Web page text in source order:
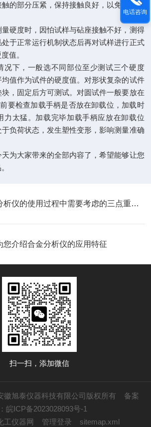
的部分压紧，保持接触良好，以免影响了
度时，因怕试样与砧座接触不好，测得
于正常运行机制状态后再对试样进行正式
值。
下，一般选不同部位至少测试三个硬度
值作为试件的硬度值。对形状复杂的试件
，固定后方可测试。对圆试件一般要放在
要检查加载手柄是否放在卸载位，加载时
力太猛。加载完毕加载手柄应放在卸载位
负荷状态，发生塑性变形，影响测量准确
大家带来的全部内容了，希望能够让您
合金分析仪的使用过程中需要考虑的三点重要因素
您介绍合金分析仪的应用特征
扫一扫，添加微信
徽旭泰仪器科技有限公司版权所有 备案
皖ICP备2023028093号-1
工仪器网 管理登录 sitemap.xml
电话咨询